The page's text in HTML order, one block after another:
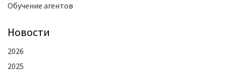
Обучение агентов
Новости
2026
2025